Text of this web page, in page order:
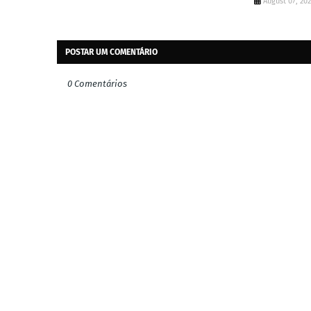
POSTAR UM COMENTÁRIO
0 Comentários